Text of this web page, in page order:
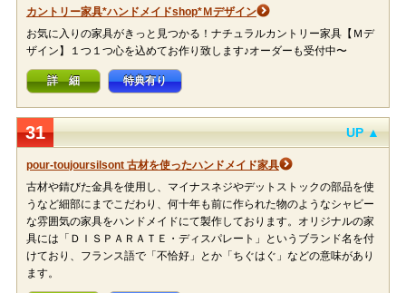
カントリー家具*ハンドメイドshop*Ｍデザイン
お気に入りの家具がきっと見つかる！ナチュラルカントリー家具【Ｍデ
ザイン】１つ１つ心を込めてお作り致します♪オーダーも受付中〜
詳 細 特典有り
31 UP ▲
pour-toujoursilsont 古材を使ったハンドメイド家具
古材や錆びた金具を使用し、マイナスネジやデットストックの部品を使
うなど細部にまでこだわり、何十年も前に作られた物のようなシャビー
な雰囲気の家具をハンドメイドにて製作しております。オリジナルの家
具には「ＤＩＳＰＡＲＡＴＥ・ディスパレート」というブランド名を付
けており、フランス語で「不恰好」とか「ちぐはぐ」などの意味があり
ます。